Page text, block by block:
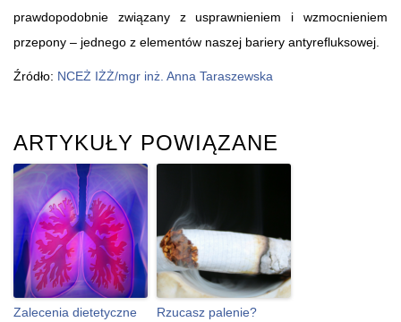
prawdopodobnie związany z usprawnieniem i wzmocnieniem
przepony – jednego z elementów naszej bariery antyrefluksowej.
Źródło: NCEŻ IŻŻ/mgr inż. Anna Taraszewska
ARTYKUŁY POWIĄZANE
Zalecenia dietetyczne
Rzucasz palenie?